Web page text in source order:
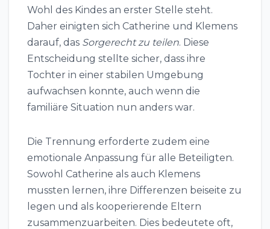
Wohl des Kindes an erster Stelle steht.
Daher einigten sich Catherine und Klemens
darauf, das Sorgerecht zu teilen. Diese
Entscheidung stellte sicher, dass ihre
Tochter in einer stabilen Umgebung
aufwachsen konnte, auch wenn die
familiäre Situation nun anders war.
Die Trennung erforderte zudem eine
emotionale Anpassung für alle Beteiligten.
Sowohl Catherine als auch Klemens
mussten lernen, ihre Differenzen beiseite zu
legen und als kooperierende Eltern
zusammenzuarbeiten. Dies bedeutete oft,